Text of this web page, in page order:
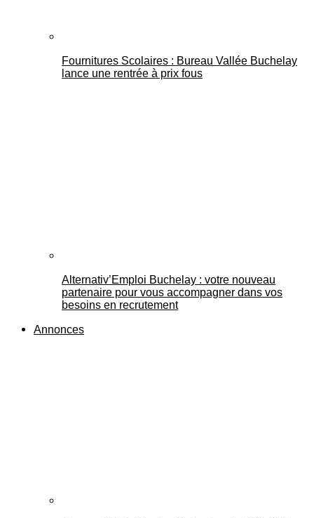
Fournitures Scolaires : Bureau Vallée Buchelay
lance une rentrée à prix fous
Alternativ’Emploi Buchelay : votre nouveau
partenaire pour vous accompagner dans vos
besoins en recrutement
Annonces